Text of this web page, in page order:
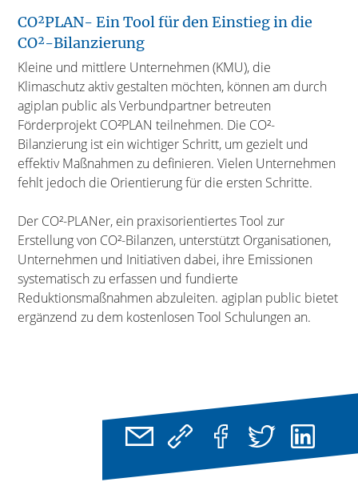
CO²PLAN- Ein Tool für den Einstieg in die
CO²-Bilanzierung
Kleine und mittlere Unternehmen (KMU), die
Klimaschutz aktiv gestalten möchten, können am durch
agiplan public als Verbundpartner betreuten
Förderprojekt CO²PLAN teilnehmen. Die CO²-
Bilanzierung ist ein wichtiger Schritt, um gezielt und
effektiv Maßnahmen zu definieren. Vielen Unternehmen
fehlt jedoch die Orientierung für die ersten Schritte.
Der CO²-PLANer, ein praxisorientiertes Tool zur
Erstellung von CO²-Bilanzen, unterstützt Organisationen,
Unternehmen und Initiativen dabei, ihre Emissionen
systematisch zu erfassen und fundierte
Reduktionsmaßnahmen abzuleiten. agiplan public bietet
ergänzend zu dem kostenlosen Tool Schulungen an.